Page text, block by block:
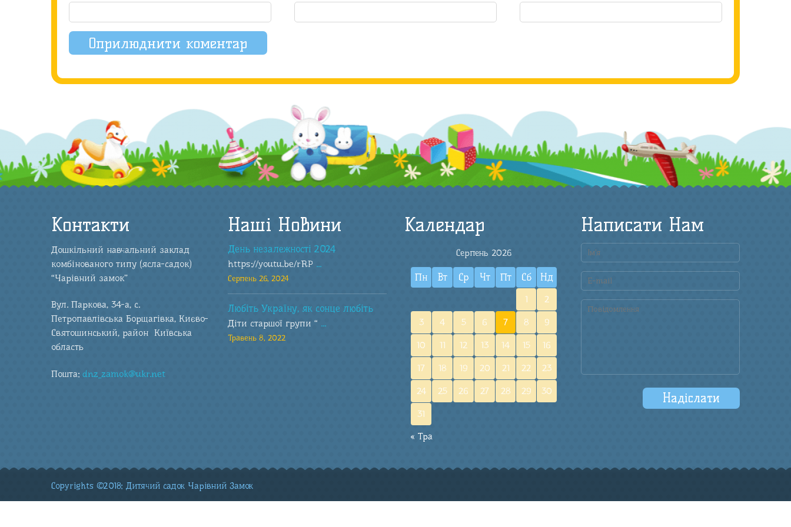
Контакти
Дошкільний навчальний заклад
комбінованого типу (ясла-садок)
“Чарівний замок”
Вул. Паркова, 34-а, с.
Петропавлівська Борщагівка, Києво-
Святошинський, район Київська
область
Пошта: dnz_zamok@ukr.net
Наші Новини
День незалежності 2024
https://youtu.be/rRP ...
Серпень 26, 2024
Любіть Україну, як сонце любіть
Діти старшої групи “ ...
Травень 8, 2022
Календар
Серпень 2026
Пн Вт Ср Чт Пт Сб Нд
« Тра
1 2
3 4 5 6 7 8 9
10 11 12 13 14 15 16
17 18 19 20 21 22 23
24 25 26 27 28 29 30
31
Написати Нам
Copyrights ©2018: Дитячий садок Чарівний Замок